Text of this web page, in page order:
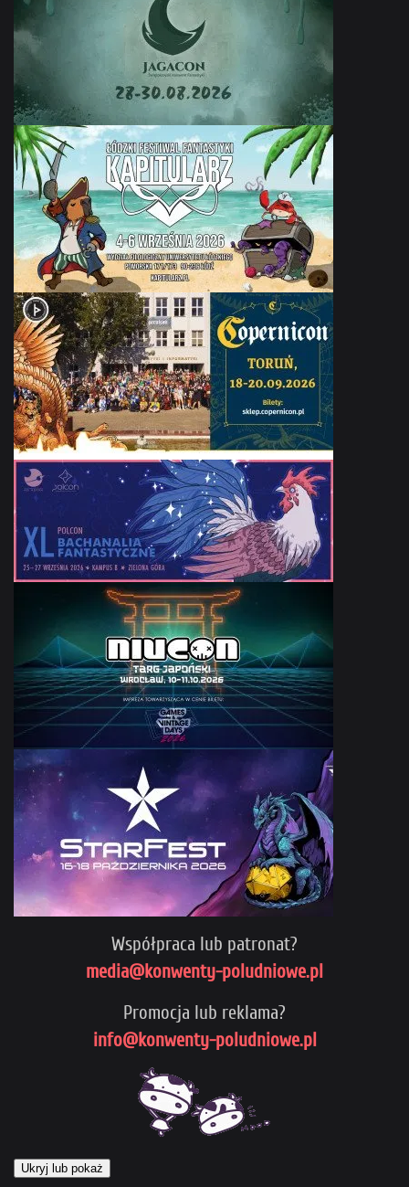
Współpraca lub patronat?
media@konwenty-poludniowe.pl
Promocja lub reklama?
info@konwenty-poludniowe.pl
Ukryj lub pokaż